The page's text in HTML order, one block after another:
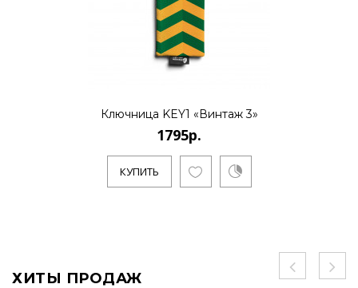
Ключница KEY1 «Винтаж 3»
1795р.
КУПИТЬ
ХИТЫ ПРОДАЖ